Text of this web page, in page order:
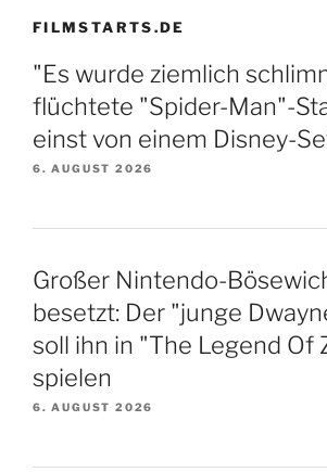
FILMSTARTS.DE
"Es wurde ziemlich
flüchtete "Spider-Man"-
einst von einem Disney-
6. AUGUST 2026
Großer Nintendo-
besetzt: Der "junge
soll ihn in "The Legend Of
spielen
6. AUGUST 2026